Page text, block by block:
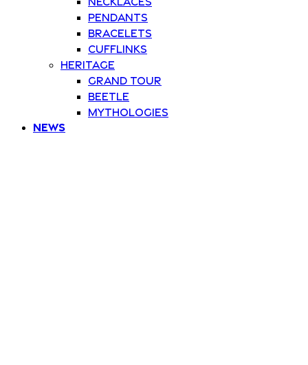
Pendants
Bracelets
Cufflinks
Heritage
Grand Tour
Beetle
Mythologies
News